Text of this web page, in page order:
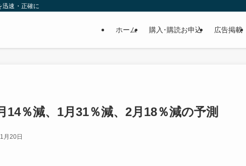
迅速・正確に
ホーム 購入･購読お申込 広告掲載
14％減、1月31％減、2月18％減の予測
月20日